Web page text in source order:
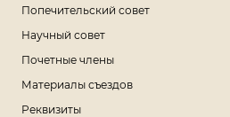
Попечительский совет
Научный совет
Почетные члены
Материалы съездов
Реквизиты